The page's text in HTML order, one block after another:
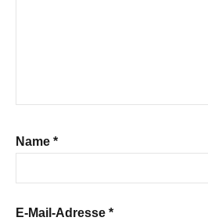
Name *
E-Mail-Adresse *